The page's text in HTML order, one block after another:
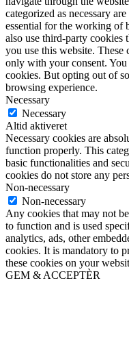
categorized as necessary
essential for the working of
also use third-party cookies
you use this website.
only with your consent.
cookies. But opting out of
browsing experience.
Necessary
Necessary
Altid aktiveret
Necessary cookies are
function properly. This
basic functionalities and
cookies do not store any
Non-necessary
Non-necessary
Any cookies that may not
to function and is used
analytics, ads, other
cookies. It is mandatory to
these cookies on your
GEM & ACCEPTÈR